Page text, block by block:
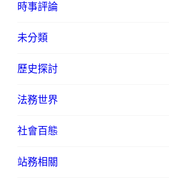
時事評論
未分類
歷史探討
法務世界
社會百態
站務相關